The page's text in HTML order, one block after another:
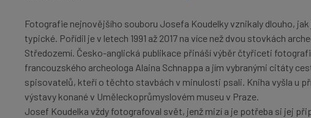
Fotografie nejnovějšího souboru Josefa Koudelky vznikaly dlouho,
typické. Pořídil je v letech 1991 až 2017 na více než dvou stovkách
Středozemí. Česko-anglická publikace přináší výběr čtyřiceti
francouzského archeologa Alaina Schnappa a jím vybranými citáty
spisovatelů, kteří o těchto stavbách v minulosti psali. Kniha vyšla u
výstavy konané v Uměleckoprůmyslovém museu v Praze.
Josef Koudelka vždy fotografoval svět, jenž mizí a je potřeba si jej